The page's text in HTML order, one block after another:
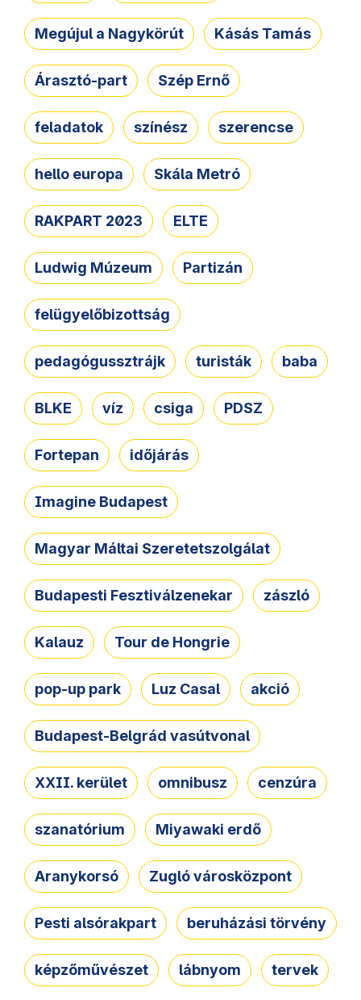
Megújul a Nagykörút Kásás Tamás
Árasztó-part Szép Ernő
feladatok színész szerencse
hello europa Skála Metró
RAKPART 2023 ELTE
Ludwig Múzeum Partizán
felügyelőbizottság
pedagógussztrájk turisták baba
BLKE víz csiga PDSZ
Fortepan időjárás
Imagine Budapest
Magyar Máltai Szeretetszolgálat
Budapesti Fesztiválzenekar zászló
Kalauz Tour de Hongrie
pop-up park Luz Casal akció
Budapest-Belgrád vasútvonal
XXII. kerület omnibusz cenzúra
szanatórium Miyawaki erdő
Aranykorsó Zugló városközpont
Pesti alsórakpart beruházási törvény
képzőművészet lábnyom tervek